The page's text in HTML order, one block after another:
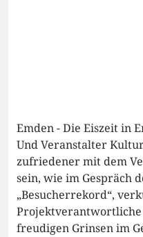
Emden - Die Eiszeit in
Und Veranstalter
zufriedener mit dem
sein, wie im Gespräch
„Besucherrekord“,
freudigen Grinsen im